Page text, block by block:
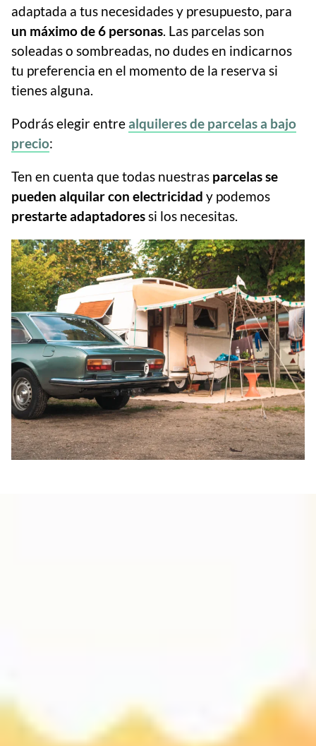
adaptada a tus necesidades y presupuesto, para
un máximo de 6 personas. Las parcelas son
soleadas o sombreadas, no dudes en indicarnos
tu preferencia en el momento de la reserva si
tienes alguna.
Podrás elegir entrealquileres de parcelas a bajo
precio:
Ten en cuenta que todas nuestras parcelas se
pueden alquilar con electricidad y podemos
prestarte adaptadoressi los necesitas.